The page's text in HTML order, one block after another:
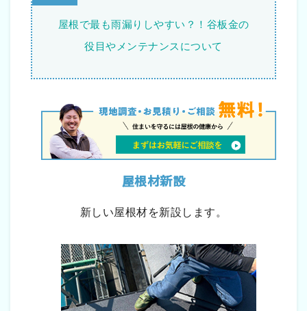
屋根で最も雨漏りしやすい？！谷板金の
役目やメンテナンスについて
屋根材新設
新しい屋根材を新設します。